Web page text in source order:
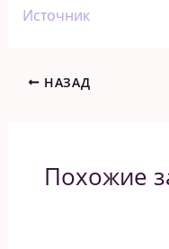
Источник
НАЗАД
Похожие